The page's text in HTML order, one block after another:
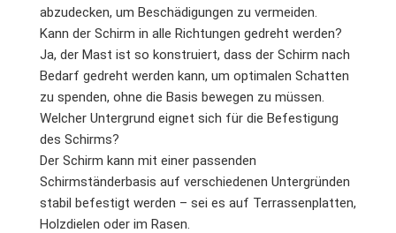
abzudecken, um Beschädigungen zu vermeiden.
Kann der Schirm in alle Richtungen gedreht werden?
Ja, der Mast ist so konstruiert, dass der Schirm nach
Bedarf gedreht werden kann, um optimalen Schatten
zu spenden, ohne die Basis bewegen zu müssen.
Welcher Untergrund eignet sich für die Befestigung
des Schirms?
Der Schirm kann mit einer passenden
Schirmständerbasis auf verschiedenen Untergründen
stabil befestigt werden – sei es auf Terrassenplatten,
Holzdielen oder im Rasen.